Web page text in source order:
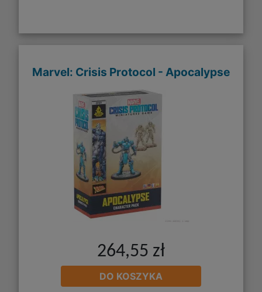
Marvel: Crisis Protocol - Apocalypse
264,55 zł
DO KOSZYKA